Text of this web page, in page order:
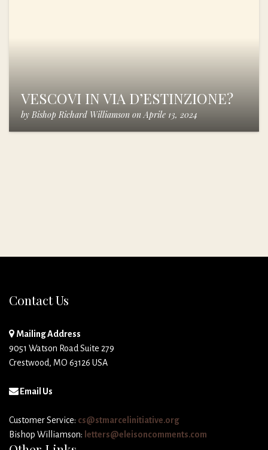
VESCOVI IN VIA D’ESTINZIONE?
by Bishop Richard Williamson onAprile 13, 2024
Contact Us
Mailing Address
9051 Watson Road Suite 279
Crestwood, MO 63126 USA
Email Us
Customer Service: cs@stmarcelinitiative.org
Bishop Williamson: letters@eleisoncomments.com